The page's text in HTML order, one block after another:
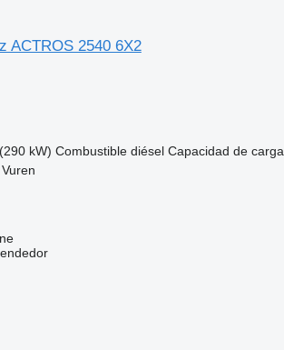
ACTROS 2540 6X2
kW) Combustible diésel Capacidad de carga